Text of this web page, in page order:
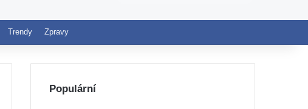
Trendy Zpravy
Populární